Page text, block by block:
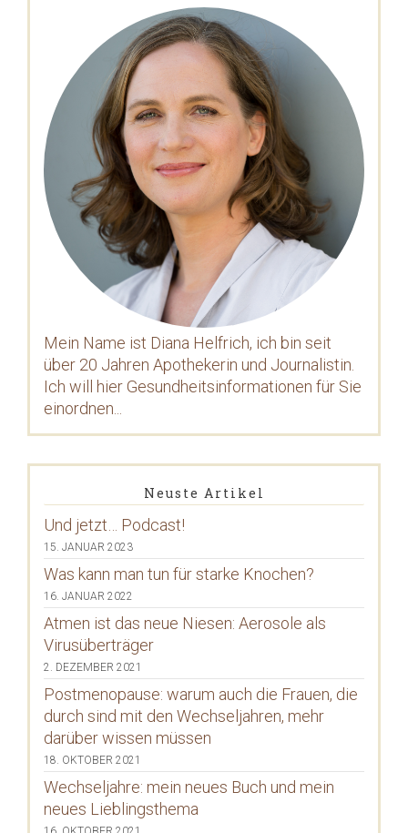
Mein Name ist Diana Helfrich, ich bin seit
über 20 Jahren Apothekerin und Journalistin.
Ich will hier Gesundheitsinformationen für Sie
einordnen...
Neuste Artikel
Und jetzt… Podcast!
15. JANUAR 2023
Was kann man tun für starke Knochen?
16. JANUAR 2022
Atmen ist das neue Niesen: Aerosole als
Virusüberträger
2. DEZEMBER 2021
Postmenopause: warum auch die Frauen, die
durch sind mit den Wechseljahren, mehr
darüber wissen müssen
18. OKTOBER 2021
Wechseljahre: mein neues Buch und mein
neues Lieblingsthema